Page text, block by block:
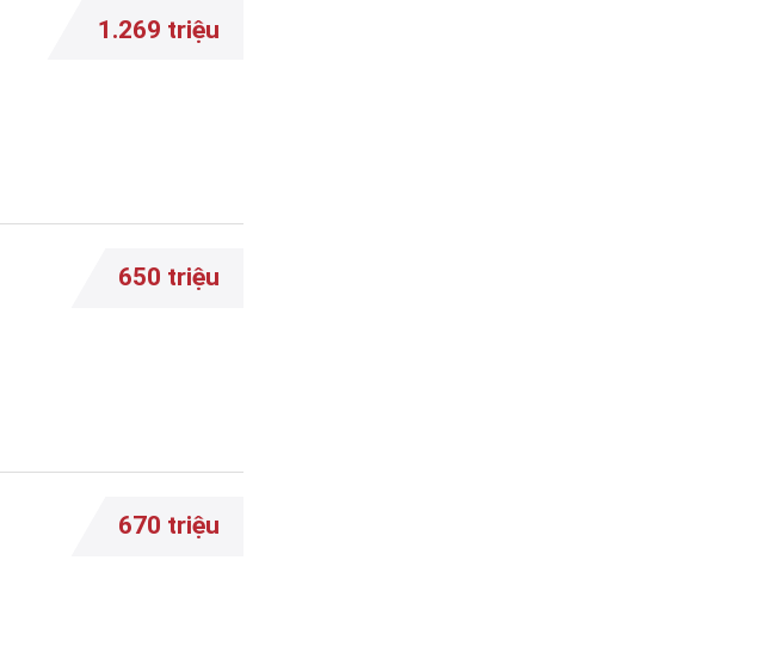
1.269 triệu
650 triệu
670 triệu